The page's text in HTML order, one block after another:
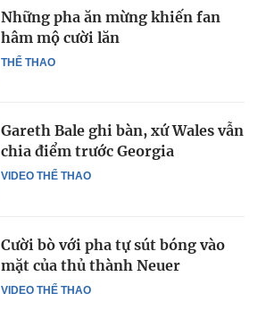
THỂ THAO
Những pha ăn mừng khiến fan
hâm mộ cười lăn
VIDEO THỂ THAO
Gareth Bale ghi bàn, xứ Wales vẫn
chia điểm trước Georgia
VIDEO THỂ THAO
Cười bò với pha tự sút bóng vào
mặt của thủ thành Neuer